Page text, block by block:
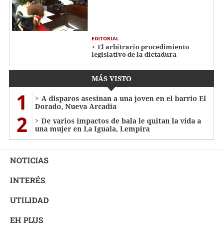
EDITORIAL
El arbitrario procedimiento
legislativo de la dictadura
MÁS VISTO
1
A disparos asesinan a una joven en el barrio El
Dorado, Nueva Arcadia
2
De varios impactos de bala le quitan la vida a
una mujer en La Iguala, Lempira
NOTICIAS
INTERÉS
UTILIDAD
EH PLUS